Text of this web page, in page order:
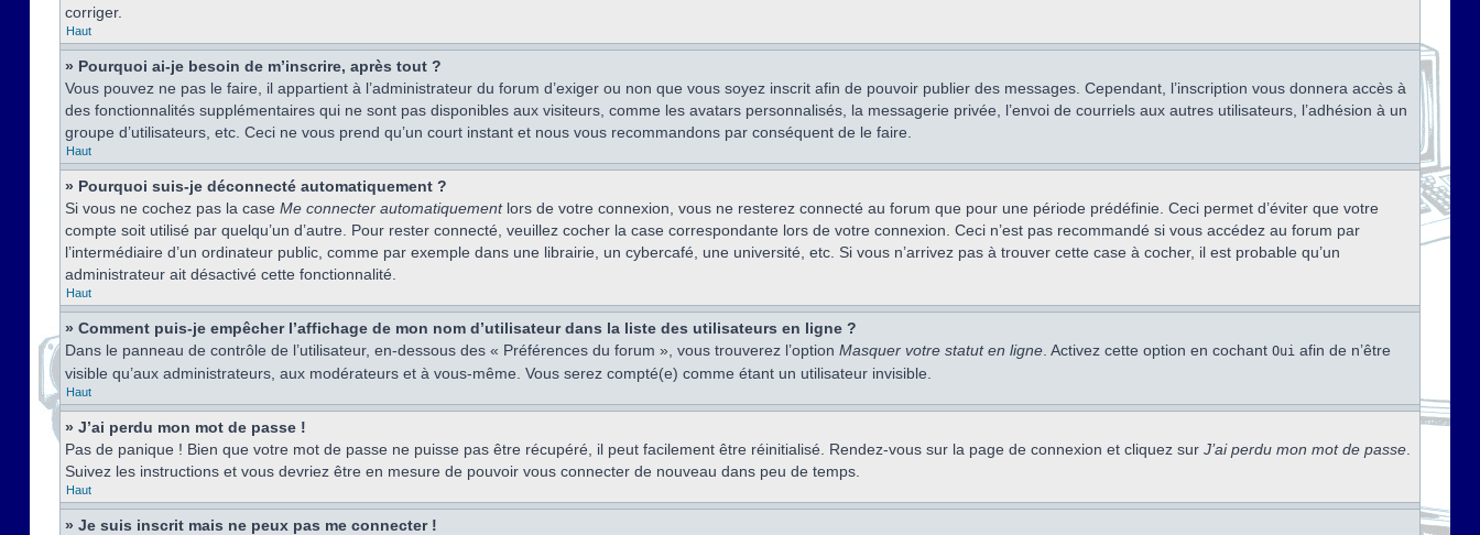
corriger.
Haut
» Pourquoi ai-je besoin de m’inscrire, après tout ?
Vous pouvez ne pas le faire, il appartient à l’administrateur du forum d’exiger ou non que vous soyez inscrit afin de pouvoir publier des messages. Cependant, l’inscription vous donnera accès à
des fonctionnalités supplémentaires qui ne sont pas disponibles aux visiteurs, comme les avatars personnalisés, la messagerie privée, l’envoi de courriels aux autres utilisateurs, l’adhésion à un
groupe d’utilisateurs, etc. Ceci ne vous prend qu’un court instant et nous vous recommandons par conséquent de le faire.
Haut
» Pourquoi suis-je déconnecté automatiquement ?
Si vous ne cochez pas la case Me connecter automatiquementlors de votre connexion, vous ne resterez connecté au forum que pour une période prédéfinie. Ceci permet d’éviter que votre
compte soit utilisé par quelqu’un d’autre. Pour rester connecté, veuillez cocher la case correspondante lors de votre connexion. Ceci n’est pas recommandé si vous accédez au forum par
l’intermédiaire d’un ordinateur public, comme par exemple dans une librairie, un cybercafé, une université, etc. Si vous n’arrivez pas à trouver cette case à cocher, il est probable qu’un
administrateur ait désactivé cette fonctionnalité.
Haut
» Comment puis-je empêcher l’affichage de mon nom d’utilisateur dans la liste des utilisateurs en ligne ?
Dans le panneau de contrôle de l’utilisateur, en-dessous des « Préférences du forum », vous trouverez l’option Masquer votre statut en ligne . Activez cette option en cochant Oui afin de n’être
visible qu’aux administrateurs, aux modérateurs et à vous-même. Vous serez compté(e) comme étant un utilisateur invisible.
Haut
» J’ai perdu mon mot de passe !
Pas de panique ! Bien que votre mot de passe ne puisse pas être récupéré, il peut facilement être réinitialisé. Rendez-vous sur la page de connexion et cliquez sur J’ai perdu mon mot de passe
Suivez les instructions et vous devriez être en mesure de pouvoir vous connecter de nouveau dans peu de temps.
Haut
» Je suis inscrit mais ne peux pas me connecter !